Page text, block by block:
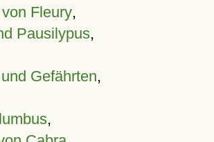
Fleury,
Pausilypus,
Gefährten,
,